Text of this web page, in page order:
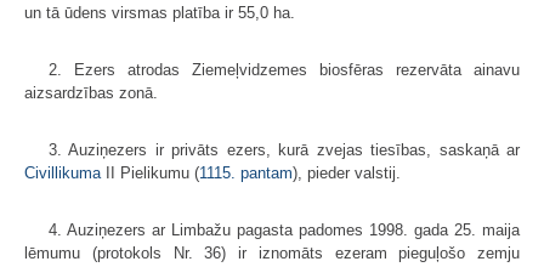
un tā ūdens virsmas platība ir 55,0 ha.
2. Ezers atrodas Ziemeļvidzemes biosfēras rezervāta ainavu
aizsardzības zonā.
3. Auziņezers ir privāts ezers, kurā zvejas tiesības, saskaņā ar
Civillikuma II Pielikumu (1115. pantam), pieder valstij.
4. Auziņezers ar Limbažu pagasta padomes 1998. gada 25. maija
lēmumu (protokols Nr. 36) ir iznomāts ezeram pieguļošo zemju